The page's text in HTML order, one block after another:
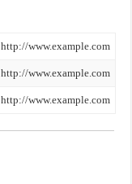
http://www.example.com
http://www.example.com
http://www.example.com